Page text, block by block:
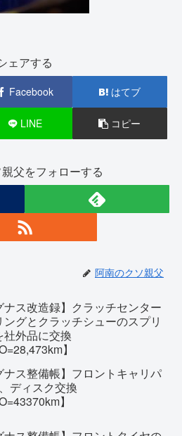
ェアする
Facebook はてブ
LINE コピー
父をフォローする
阿南のクソ親父
ナス改造録】クラッチセンター
ングとクラッチシューのスプリ
社外品に交換
】
ナス整備帳】フロントキャリパ
ディスク交換
】